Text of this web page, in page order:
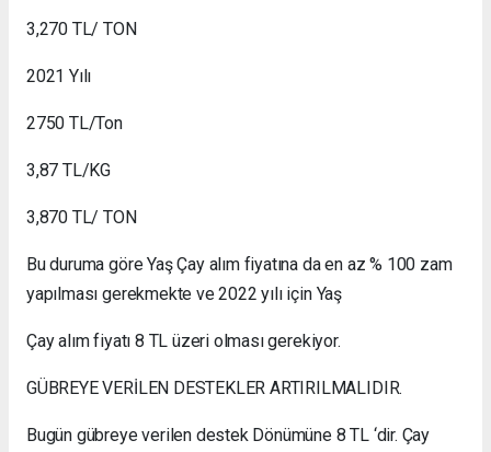
3,270 TL/ TON
2021 Yılı
2750 TL/Ton
3,87 TL/KG
3,870 TL/ TON
Bu duruma göre Yaş Çay alım fiyatına da en az % 100 zam
yapılması gerekmekte ve 2022 yılı için Yaş
Çay alım fiyatı 8 TL üzeri olması gerekiyor.
GÜBREYE VERİLEN DESTEKLER ARTIRILMALIDIR.
Bugün gübreye verilen destek Dönümüne 8 TL ‘dir. Çay